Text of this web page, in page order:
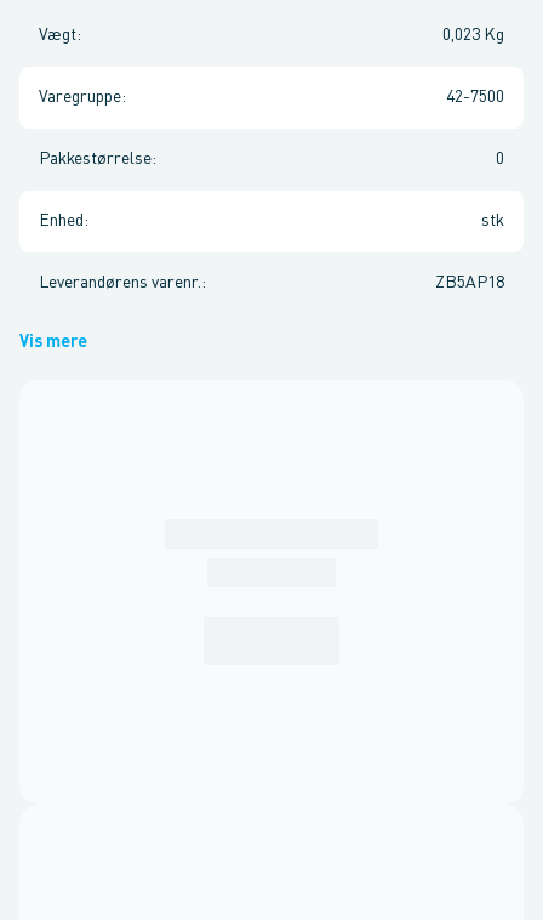
Vægt: 0,023 Kg
Varegruppe: 42-7500
Pakkestørrelse: 0
Enhed : stk
Leverandørens varenr. : ZB5AP18
Vis mere